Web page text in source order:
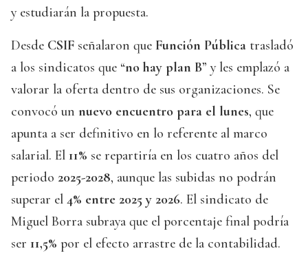
y estudiarán la propuesta.
Desde CSIF señalaron que Función Pública trasladó
a los sindicatos que “no hay plan B” y les emplazó a
valorar la oferta dentro de sus organizaciones. Se
convocó un nuevo encuentro para el lunes, que
apunta a ser definitivo en lo referente al marco
salarial. El 11% se repartiría en los cuatro años del
periodo 2025-2028, aunque las subidas no podrán
superar el 4% entre 2025 y 2026. El sindicato de
Miguel Borra subraya que el porcentaje final podría
ser 11,5% por el efecto arrastre de la contabilidad.